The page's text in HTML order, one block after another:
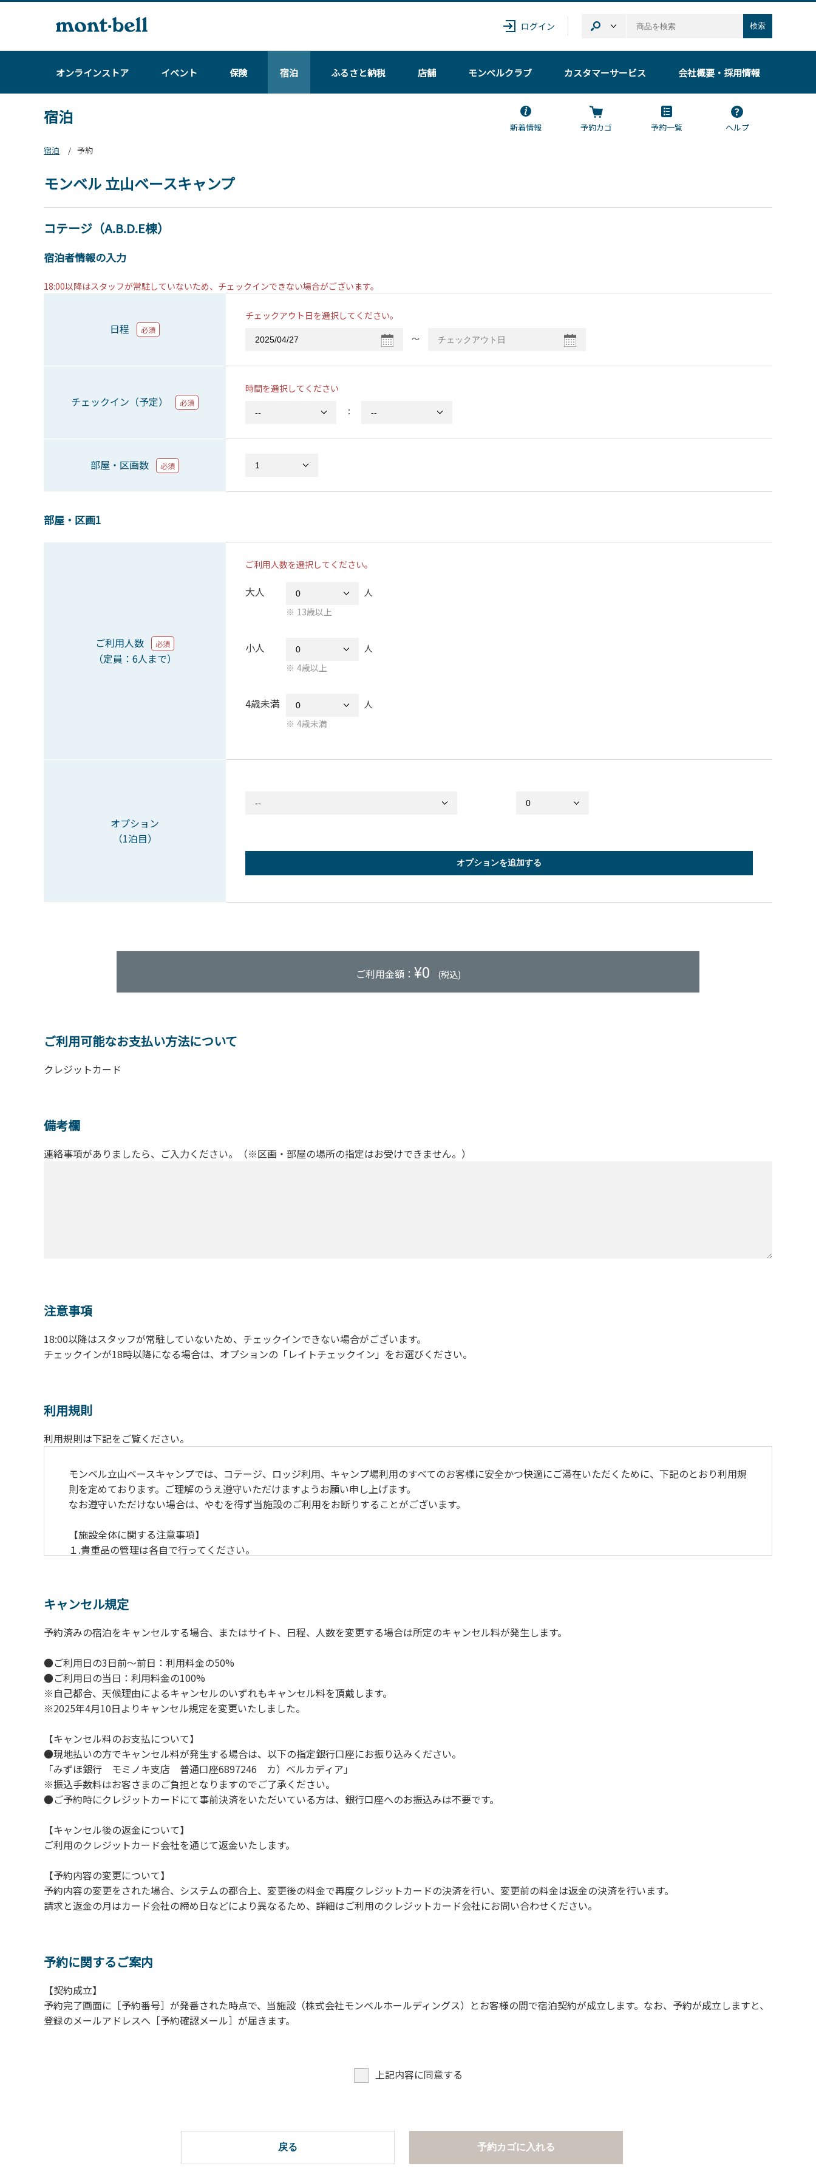
ログイン 検索
オンラインストア イベント 保険 宿泊 ふるさと納税 店舗 モンベルクラブ カスタマーサービス 会社概要・採用情報
宿泊
新着情報 予約カゴ 予約一覧
ヘルプ
宿泊
予約
モンベル 立山ベースキャンプ
コテージ（A.B.D.E棟）
宿泊者情報の入力
18:00以降はスタッフが常駐していないため、チェックインできない場合がございます。
日程 必須
チェックアウト日を選択してください。
〜
チェックイン（予定） 必須
時間を選択してください
：
部屋・区画数 必須
部屋・区画1
ご利用人数 必須
（定員：6人まで）
ご利用人数を選択してください。
大人
人
13歳以上
小人
人
4歳以上
4歳未満
人
4歳未満
オプション
（1泊目）
オプションを追加する
ご利用金額： ¥0 (税込)
ご利用可能なお支払い方法について
クレジットカード
備考欄
連絡事項がありましたら、ご入力ください。（※区画・部屋の場所の指定はお受けできません。）
注意事項
18:00以降はスタッフが常駐していないため、チェックインできない場合がございます。
チェックインが18時以降になる場合は、オプションの「レイトチェックイン」をお選びください。
利用規則
利用規則は下記をご覧ください。
モンベル立山ベースキャンプでは、コテージ、ロッジ利用、キャンプ場利用のすべてのお客様に安全かつ快適にご滞在いただくために、下記のとおり利用規
則を定めております。ご理解のうえ遵守いただけますようお願い申し上げます。
なお遵守いただけない場合は、やむを得ず当施設のご利用をお断りすることがございます。
【施設全体に関する注意事項】
１.貴重品の管理は各自で行ってください。
４.場内を車で移動する場合は、徐行運転（5km/h以下）を行ってください。
５.施設内は土足禁止です。
６.コテージ・ロッジ棟内は禁煙です。
７.ゴミは分別した上で、燃えるごみ以外は中身を洗い、チェックアウト時はシンクに置いてください。
８.不可抗力以外の事由により建造物、家具、備品、その他の物品を損傷、紛失、汚染させた場合には、相当額を弁償していただくことがあります。
９.施設内（駐車場含む）での事故や盗難などにつきましては、一切の責任を負いかねます。
【コテージご利用上の注意事項ならびに禁止事項】
１.動物（ペット類）の同伴はご遠慮願います。
２.安全管理上、お子様の単独での行動はご遠慮ください。
３.調度品などの持ち出しはしないでください。
４.ご訪問客とのコテージ内での面会はご遠慮願います。
５.焚火および花火は禁止です。
６.周囲に迷惑となるような行為（夜間の大声での談笑等）や他人に嫌悪感を与えるような行為はお止めください。
７.BBQ台（BBQコンロやグリル）は室内およびデッキ部分は使用禁止です。使用の際は土面またはアスファルト面にて床面から高さ60cm以上離してご利
用ください。
８.炭火の利用後は炭の鎮火の確認をお願いいたします。
９.BBQ台（BBQコンロやグリル）の貸出はございません。
10.駐車場や芝生スペースを含め、コテージ周辺でのタープ・テントの設営、テーブル・椅子の持ち出しは禁止です。
２.安全管理上、お子様の単独での行動はご遠慮ください。
４.ご訪問客とのコテージ内での面会はご遠慮願います。
５.焚火および花火は禁止です。
６.周囲に迷惑となるような行為（夜間の大声での談笑等）や他人に嫌悪感を与えるような行為はお止めください。
キャンセル規定
予約済みの宿泊をキャンセルする場合、またはサイト、日程、人数を変更する場合は所定のキャンセル料が発生します。
●ご利用日の3日前～前日：利用料金の50%
●ご利用日の当日：利用料金の100%
※自己都合、天候理由によるキャンセルのいずれもキャンセル料を頂戴します。
※2025年4月10日よりキャンセル規定を変更いたしました。
【キャンセル料のお支払について】
●現地払いの方でキャンセル料が発生する場合は、以下の指定銀行口座にお振り込みください。
「みずほ銀行 モミノキ支店 普通口座6897246 カ）ベルカディア」
※振込手数料はお客さまのご負担となりますのでご了承ください。
●ご予約時にクレジットカードにて事前決済をいただいている方は、銀行口座へのお振込みは不要です。
【キャンセル後の返金について】
ご利用のクレジットカード会社を通じて返金いたします。
【予約内容の変更について】
予約内容の変更をされた場合、システムの都合上、変更後の料金で再度クレジットカードの決済を行い、変更前の料金は返金の決済を行います。
請求と返金の月はカード会社の締め日などにより異なるため、詳細はご利用のクレジットカード会社にお問い合わせください。
予約に関するご案内
【契約成立】
予約完了画面に［予約番号］が発番された時点で、当施設（株式会社モンベルホールディングス）とお客様の間で宿泊契約が成立します。なお、予約が成立しますと、
登録のメールアドレスへ［予約確認メール］が届きます。
上記内容に同意する
戻る 予約カゴに入れる